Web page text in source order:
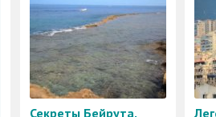
Секреты Бейрута.